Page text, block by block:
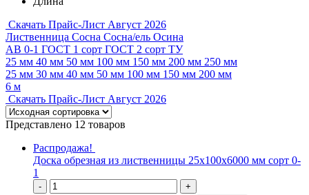
Скачать Прайс-Лист Август 2026
Лиственница Сосна Сосна/ель Осина
АВ 0-1 ГОСТ 1 сорт ГОСТ 2 сорт ТУ
25 мм 40 мм 50 мм 100 мм 150 мм 200 мм 250 мм
25 мм 30 мм 40 мм 50 мм 100 мм 150 мм 200 мм
6 м
Скачать Прайс-Лист Август 2026
Представлено 12 товаров
Распродажа!
Доска обрезная из лиственницы 25х100х6000 мм сорт 0-
1
- +